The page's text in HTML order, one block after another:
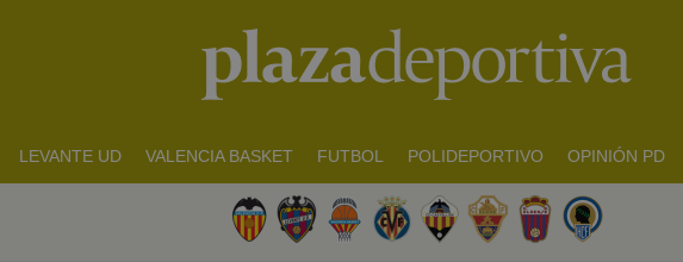
LEVANTE UD VALENCIA BASKET FUTBOL POLIDEPORTIVO OPINIÓN PD